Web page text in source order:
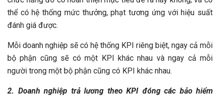
thể có hệ thống mức thưởng, phạt tương ứng với hiệu suất
đánh giá được.
Mỗi doanh nghiệp sẽ có hệ thống KPI riêng biệt, ngay cả mỗi
bộ phận cũng sẽ có một KPI khác nhau và ngay cả mỗi
người trong một bộ phận cũng có KPI khác nhau.
2. Doanh nghiệp trả lương theo KPI đóng các bảo hiểm